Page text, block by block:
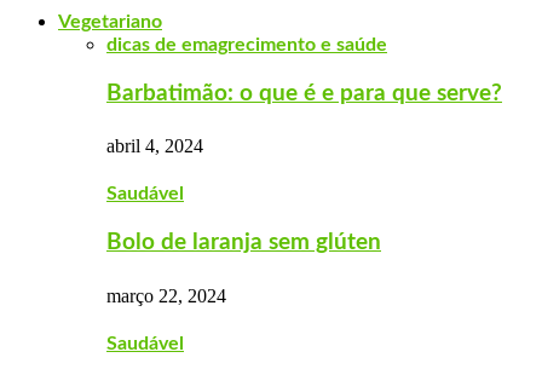
Vegetariano
dicas de emagrecimento e saúde
Barbatimão: o que é e para que serve?
abril 4, 2024
Saudável
Bolo de laranja sem glúten
março 22, 2024
Saudável